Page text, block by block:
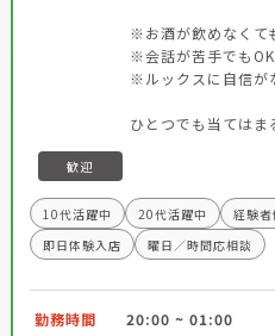
※お酒が飲めなくて
※会話が苦手でもOK
※ルックスに自信が
ひとつでも当てはま
歓迎
10代活躍中 20代活躍中 経験
即日体験入店
曜日／時間応相談
勤務時間 20:00 ~ 01:00